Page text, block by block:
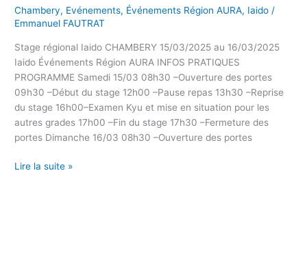
Chambery, Evénements, Événements Région AURA, Iaido /
Emmanuel FAUTRAT
Stage régional Iaido CHAMBERY 15/03/2025 au 16/03/2025
Iaido Événements Région AURA INFOS PRATIQUES
PROGRAMME Samedi 15/03 08h30 –Ouverture des portes
09h30 –Début du stage 12h00 –Pause repas 13h30 –Reprise
du stage 16h00–Examen Kyu et mise en situation pour les
autres grades 17h00 –Fin du stage 17h30 –Fermeture des
portes Dimanche 16/03 08h30 –Ouverture des portes
Lire la suite »